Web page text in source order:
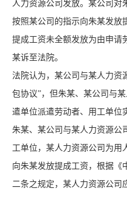
人力资源公司发放。某公司对
按照某公司的指示向朱某发放
提成工资未全额发放为由申请
某诉至法院。
法院认为，某公司与某人力资
包协议”，但朱某、某公司与
遣单位派遣劳动者、用工单位
朱某、某公司与某人力资源公
工单位，某人力资源公司为用
向朱某发放提成工资，根据《
二条之规定，某人力资源公司